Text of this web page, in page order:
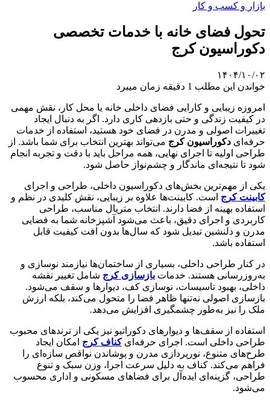
بازار و کسب و کار
تحول فضای خانه با خدمات تخصصی
دکوراسیون کرج
۱۴۰۴/۱۰/۰۲
خواندن این مطلب 1 دقیقه زمان میبرد
امروزه زیبایی و کارایی فضای داخلی خانه یا محل کار، نقش مهمی
در کیفیت زندگی و حتی بازدهی کاری دارد. اگر به دنبال ایجاد
تغییرات اصولی و مدرن در فضای خود هستید، استفاده از خدمات
حرفه‌ای دکوراسیون کرج می‌تواند بهترین انتخاب برای شما باشد. از
طراحی اولیه تا اجرای نهایی، همه مراحل باید با دقت و تجربه انجام
شود تا نتیجه‌ای ماندگار و چشم‌نواز حاصل شود.
یکی از مهم‌ترین بخش‌های دکوراسیون داخلی، طراحی و اجرای
کابینت کرج است. کابینت‌ها علاوه بر زیبایی، نقش کلیدی در نظم و
استفاده بهینه از فضا دارند. انتخاب متریال مناسب، طراحی
کاربردی و اجرای دقیق، باعث می‌شود آشپزخانه شما به فضایی
مدرن و دلنشین تبدیل شود که سال‌ها بدون افت کیفیت قابل
استفاده باشد.
در کنار طراحی داخلی، بسیاری از ساختمان‌ها نیازمند نوسازی و
به‌روزرسانی هستند. خدمات بازسازی کرج شامل تغییر نقشه
داخلی، بهبود تاسیسات، نوسازی کف، دیوارها و سقف می‌شود.
بازسازی اصولی نه‌تنها ظاهر فضا را متحول می‌کند، بلکه ارزش
ملک را نیز به‌طور چشمگیری افزایش می‌دهد.
استفاده از سقف‌ها و دیوارهای دکوراتیو نیز یکی از ترندهای محبوب
طراحی داخلی است. اجرای حرفه‌ایکناف کرج امکان ایجاد
طرح‌های متنوع، نورپردازی مدرن و پوشاندن نواقص سازه‌ای را
فراهم می‌کند. کناف به دلیل سرعت اجرا، وزن سبک و تنوع
طراحی، گزینه‌ای ایده‌آل برای فضاهای مسکونی و اداری محسوب
می‌شود.